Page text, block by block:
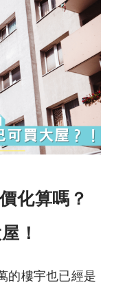
化算嗎？
！
的樓宇也已經是